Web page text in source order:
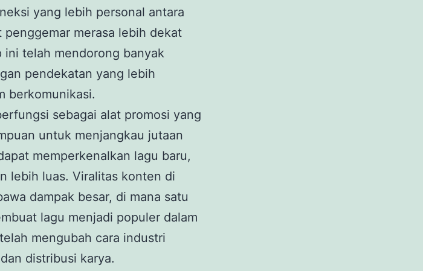
yang lebih personal antara
merasa lebih dekat
ini telah mendorong banyak
pendekatan yang lebih
berkomunikasi.
sebagai alat promosi yang
untuk menjangkau jutaan
memperkenalkan lagu baru,
lebih luas. Viralitas konten di
dampak besar, di mana satu
lagu menjadi populer dalam
mengubah cara industri
distribusi karya.